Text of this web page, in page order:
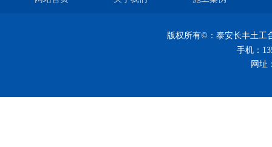
版权所有©： 泰安长丰土工
手机：
网址